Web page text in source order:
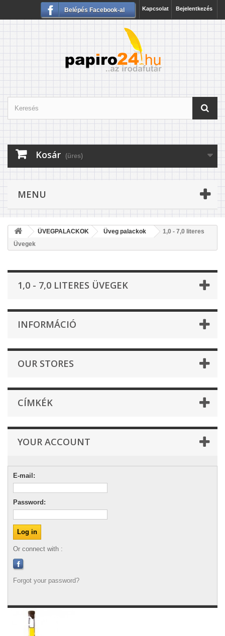
Bejelentkezés
Kapcsolat
Belépés Facebook-al
Kosár (üres)
MENU
ÜVEGPALACKOK Üveg palackok
1,0 - 7,0 literes
Üvegek
1,0 - 7,0 LITERES ÜVEGEK
INFORMÁCIÓ
OUR STORES
CÍMKÉK
YOUR ACCOUNT
E-mail:
Password:
Or connect with :
Forgot your password?
1,0 - 7,0 literes Üvegek